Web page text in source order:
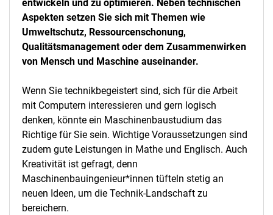
entwickeln und zu optimieren. Neben technischen
Aspekten setzen Sie sich mit Themen wie
Umweltschutz, Ressourcenschonung,
Qualitätsmanagement oder dem Zusammenwirken
von Mensch und Maschine auseinander.
Wenn Sie technikbegeistert sind, sich für die Arbeit
mit Computern interessieren und gern logisch
denken, könnte ein Maschinenbaustudium das
Richtige für Sie sein. Wichtige Voraussetzungen sind
zudem gute Leistungen in Mathe und Englisch. Auch
Kreativität ist gefragt, denn
Maschinenbauingenieur*innen tüfteln stetig an
neuen Ideen, um die Technik-Landschaft zu
bereichern.